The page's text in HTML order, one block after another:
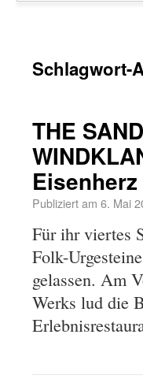
Schlagwort-
THE
Publiziert am 6. Mai
Für ihr viertes
Folk-
gelassen. Am
Werks lud die